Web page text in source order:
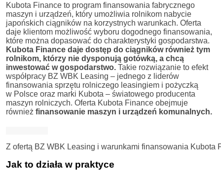
Kubota Finance to program finansowania fabrycznego
maszyn i urządzeń, który umożliwia rolnikom nabycie
japońskich ciągników na korzystnych warunkach. Oferta
daje klientom możliwość wyboru dogodnego finansowania,
które można dopasować do charakterystyki gospodarstwa.
Kubota Finance daje dostęp do ciągników również tym
rolnikom, którzy nie dysponują gotówką, a chcą
inwestować w gospodarstwo. Takie rozwiązanie to efekt
współpracy BZ WBK Leasing – jednego z liderów
finansowania sprzętu rolniczego leasingiem i pożyczką
w Polsce oraz marki Kubota – światowego producenta
maszyn rolniczych. Oferta Kubota Finance obejmuje
również finansowanie maszyn i urządzeń komunalnych.
Z ofertą BZ WBK Leasing i warunkami finansowania
Jak to działa w praktyce